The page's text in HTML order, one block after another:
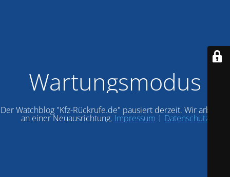
Wartungsmodus
Der Watchblog "Kfz-Rückrufe.de" pausiert derzeit. Wir arbeiten
an einer Neuausrichtung. Impressum | Datenschutz